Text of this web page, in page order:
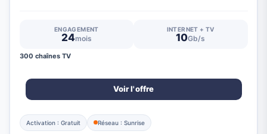
ENGAGEMENT
24mois
INTERNET + TV
10Gb/s
300 chaînes TV
Voir l'offre
Activation : Gratuit Réseau : Sunrise